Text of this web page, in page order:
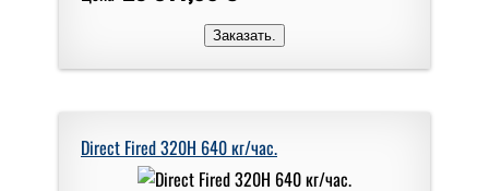
Direct Fired 320H 640 кг/чаc.